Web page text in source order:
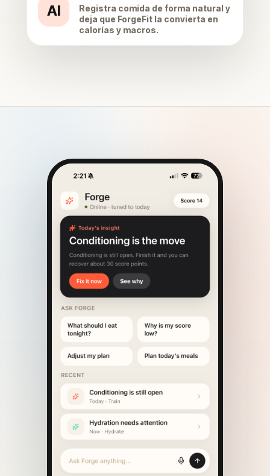
AI
Registra comida de forma natural y
deja que ForgeFit la convierta en
calorías y macros.